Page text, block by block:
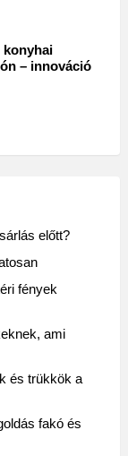
konyhai
– innováció
előtt?
fények
ami
és trükkök a
fakó és